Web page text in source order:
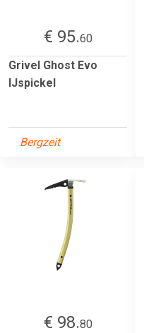
€ 95.60
Grivel Ghost Evo
IJspickel
Bergzeit
€ 98.80